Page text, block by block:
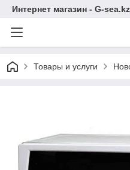
Интернет магазин - G-sea.kz
Товары и услуги